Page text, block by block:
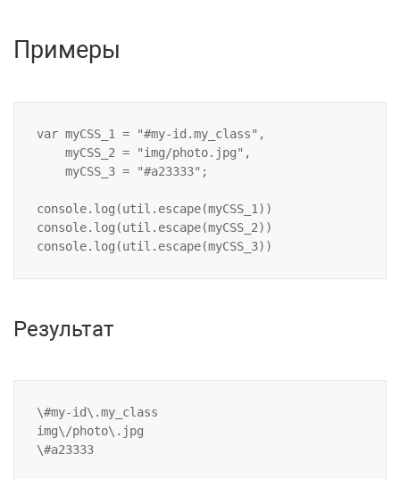
Примеры
var myCSS_1 = "#my-id.my_class",
    myCSS_2 = "img/photo.jpg",
    myCSS_3 = "#a23333";
console.log(util.escape(myCSS_1))
console.log(util.escape(myCSS_2))
Результат
\#my-id\.my_class
img\/photo\.jpg